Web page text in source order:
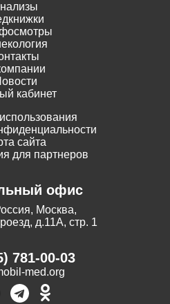
кабинет
сайта
для партнеров
офис
Москва,
д.11А, стр. 1
781-00-03
med.org